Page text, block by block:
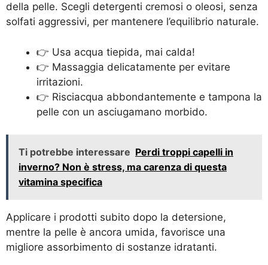
della pelle. Scegli detergenti cremosi o oleosi, senza
solfati aggressivi, per mantenere l’equilibrio naturale.
👉 Usa acqua tiepida, mai calda!
👉 Massaggia delicatamente per evitare
irritazioni.
👉 Risciacqua abbondantemente e tampona la
pelle con un asciugamano morbido.
Ti potrebbe interessare Perdi troppi capelli in
inverno? Non è stress, ma carenza di questa
vitamina specifica
Applicare i prodotti subito dopo la detersione,
mentre la pelle è ancora umida, favorisce una
migliore assorbimento di sostanze idratanti.